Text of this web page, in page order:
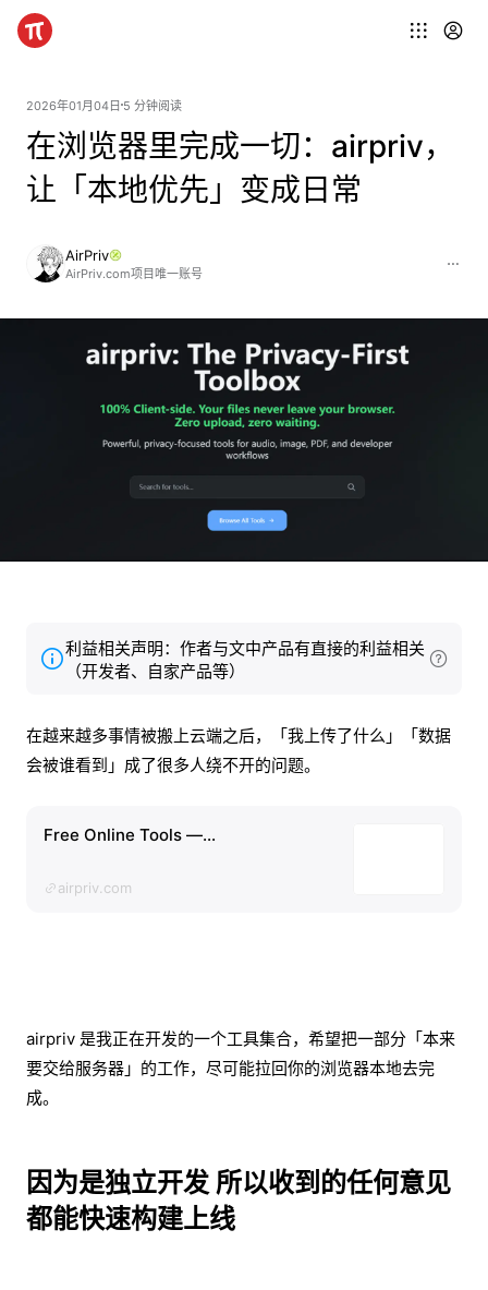
2026年01月04日 5 分钟阅读
在浏览器里完成一切：airpriv，
让「本地优先」变成日常
AirPriv
AirPriv.com项目唯一账号
利益相关声明：作者与文中产品有直接的利益相关
（开发者、自家产品等）
在越来越多事情被搬上云端之后，「我上传了什么」「数据
会被谁看到」成了很多人绕不开的问题。
Free Online Tools —...
airpriv.com
airpriv 是我正在开发的一个工具集合，希望把一部分「本来
要交给服务器」的工作，尽可能拉回你的浏览器本地去完
成。
因为是独立开发 所以收到的任何意见
都能快速构建上线